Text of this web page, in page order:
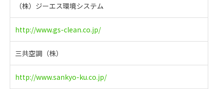
（株）ジーエス環境システム
http://www.gs-clean.co.jp/
三共空調（株）
http://www.sankyo-ku.co.jp/